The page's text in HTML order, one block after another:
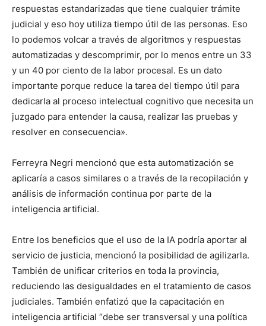
respuestas estandarizadas que tiene cualquier trámite
judicial y eso hoy utiliza tiempo útil de las personas. Eso
lo podemos volcar a través de algoritmos y respuestas
automatizadas y descomprimir, por lo menos entre un 33
y un 40 por ciento de la labor procesal. Es un dato
importante porque reduce la tarea del tiempo útil para
dedicarla al proceso intelectual cognitivo que necesita un
juzgado para entender la causa, realizar las pruebas y
resolver en consecuencia».
Ferreyra Negri mencionó que esta automatización se
aplicaría a casos similares o a través de la recopilación y
análisis de información continua por parte de la
inteligencia artificial.
Entre los beneficios que el uso de la IA podría aportar al
servicio de justicia, mencionó la posibilidad de agilizarla.
También de unificar criterios en toda la provincia,
reduciendo las desigualdades en el tratamiento de casos
judiciales. También enfatizó que la capacitación en
inteligencia artificial “debe ser transversal y una política